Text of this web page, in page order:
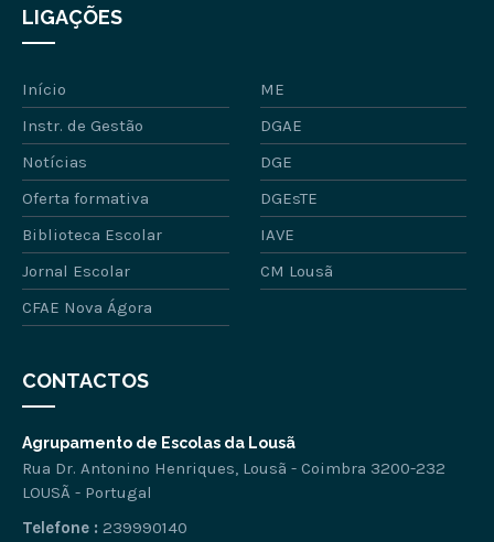
LIGAÇÕES
Início
ME
Instr. de Gestão
DGAE
Notícias
DGE
Oferta formativa
DGEsTE
Biblioteca Escolar
IAVE
Jornal Escolar
CM Lousã
CFAE Nova Ágora
CONTACTOS
Agrupamento de Escolas da Lousã
Rua Dr. Antonino Henriques, Lousã - Coimbra 3200-232
LOUSÃ - Portugal
Telefone : 239990140